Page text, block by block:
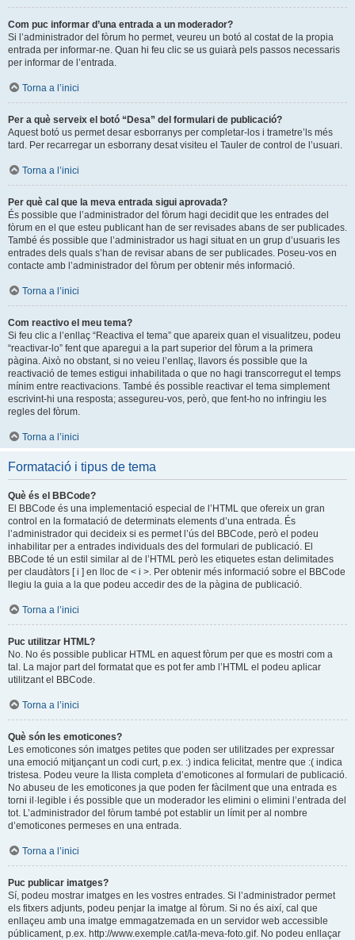
Com puc informar d’una entrada a un moderador?
Si l’administrador del fòrum ho permet, veureu un botó al costat de la propia
entrada per informar-ne. Quan hi feu clic se us guiarà pels passos necessaris
per informar de l’entrada.
Torna a l’inici
Per a què serveix el botó “Desa” del formulari de publicació?
Aquest botó us permet desar esborranys per completar-los i trametre’ls més
tard. Per recarregar un esborrany desat visiteu el Tauler de control de l’usuari.
Torna a l’inici
Per què cal que la meva entrada sigui aprovada?
És possible que l’administrador del fòrum hagi decidit que les entrades del
fòrum en el que esteu publicant han de ser revisades abans de ser publicades.
També és possible que l’administrador us hagi situat en un grup d’usuaris les
entrades dels quals s’han de revisar abans de ser publicades. Poseu-vos en
contacte amb l’administrador del fòrum per obtenir més informació.
Torna a l’inici
Com reactivo el meu tema?
Si feu clic a l’enllaç “Reactiva el tema” que apareix quan el visualitzeu, podeu
“reactivar-lo” fent que aparegui a la part superior del fòrum a la primera
pàgina. Això no obstant, si no veieu l’enllaç, llavors és possible que la
reactivació de temes estigui inhabilitada o que no hagi transcorregut el temps
mínim entre reactivacions. També és possible reactivar el tema simplement
escrivint-hi una resposta; assegureu-vos, però, que fent-ho no infringiu les
regles del fòrum.
Torna a l’inici
Formatació i tipus de tema
Què és el BBCode?
El BBCode és una implementació especial de l’HTML que ofereix un gran
control en la formatació de determinats elements d’una entrada. És
l’administrador qui decideix si es permet l’ús del BBCode, però el podeu
inhabilitar per a entrades individuals des del formulari de publicació. El
BBCode té un estil similar al de l’HTML però les etiquetes estan delimitades
per claudàtors [ i ] en lloc de < i >. Per obtenir més informació sobre el BBCode
llegiu la guia a la que podeu accedir des de la pàgina de publicació.
Torna a l’inici
Puc utilitzar HTML?
No. No és possible publicar HTML en aquest fòrum per que es mostri com a
tal. La major part del formatat que es pot fer amb l’HTML el podeu aplicar
utilitzant el BBCode.
Torna a l’inici
Què són les emoticones?
Les emoticones són imatges petites que poden ser utilitzades per expressar
una emoció mitjançant un codi curt, p.ex. :) indica felicitat, mentre que :( indica
tristesa. Podeu veure la llista completa d’emoticones al formulari de publicació.
No abuseu de les emoticones ja que poden fer fàcilment que una entrada es
torni il·legible i és possible que un moderador les elimini o elimini l’entrada del
tot. L’administrador del fòrum també pot establir un límit per al nombre
d’emoticones permeses en una entrada.
Torna a l’inici
Puc publicar imatges?
Sí, podeu mostrar imatges en les vostres entrades. Si l’administrador permet
els fitxers adjunts, podeu penjar la imatge al fòrum. Si no és així, cal que
enllaçeu amb una imatge emmagatzemada en un servidor web accessible
públicament, p.ex. http://www.exemple.cat/la-meva-foto.gif. No podeu enllaçar